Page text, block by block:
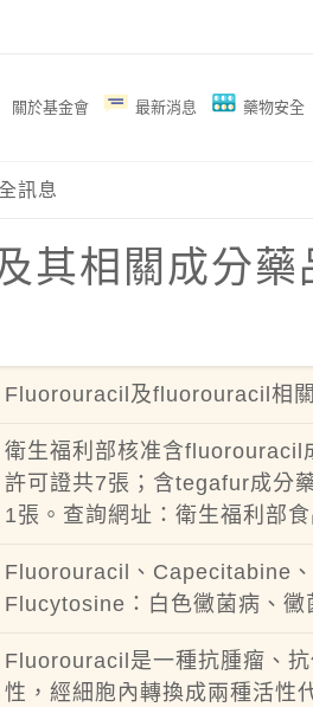
關於基金會 最新消息 藥物安全
訊息
其相關成分藥
Fluorouracil及fluorouracil相
衛生福利部核准含fluorouracil
許可證共7張；含tegafur成分
1張。查詢網址：衛生福利部
Fluorouracil、Capecitabine
Flucytosine：白色黴菌病、黴
Fluorouracil是一種抗腫瘤、
性，經細胞內轉換成兩種活性